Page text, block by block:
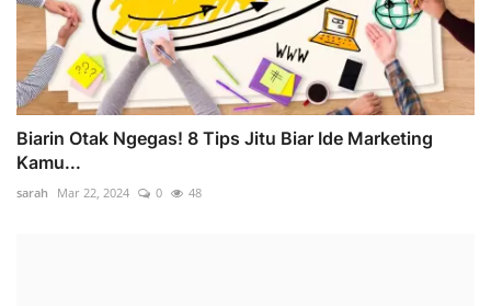
Biarin Otak Ngegas! 8 Tips Jitu Biar Ide Marketing
Kamu...
sarah Mar 22, 2024 0 48